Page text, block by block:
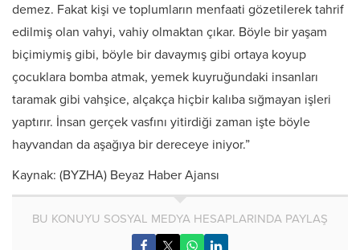
demez. Fakat kişi ve toplumların menfaati gözetilerek tahrif
edilmiş olan vahyi, vahiy olmaktan çıkar. Böyle bir yaşam
biçimiymiş gibi, böyle bir davaymış gibi ortaya koyup
çocuklara bomba atmak, yemek kuyruğundaki insanları
taramak gibi vahşice, alçakça hiçbir kalıba sığmayan işleri
yaptırır. İnsan gerçek vasfını yitirdiği zaman işte böyle
hayvandan da aşağıya bir dereceye iniyor.”
Kaynak: (BYZHA) Beyaz Haber Ajansı
BU KONUYU SOSYAL MEDYA HESAPLARINDA PAYLAŞ